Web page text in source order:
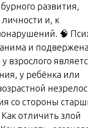
развития,
и, к
🧠
и подвержена
взрослого
у ребёнка или
со стороны
отличить злой